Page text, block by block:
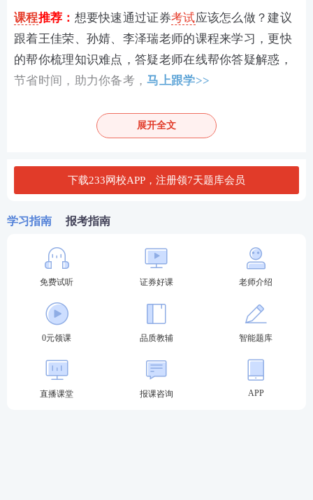
课程推荐： 想要快速通过证券考试应该怎么做？建议
跟着王佳荣、孙婧、李泽瑞老师的课程来学习，更快
的帮你梳理知识难点，答疑老师在线帮你答疑解惑，
节省时间，助力你备考，马上跟学>>
答疑互助：添加233网校证券从业学霸君微信号【
】加入233网校备考大家庭，我们共同学习一起
证券报考：【报考条件查询】【报名照片处理
库会员免费领
刷题神器： 233网校APP】【
证券限时答题PK挑
】【拍照/关键词搜题 】
展开全文
下载233网校APP，注册领7天题库会员
学习指南 报考指南
免费试听 证券好课 老师介绍
0元领课 品质教辅 智能题库
直播课堂 报课咨询 APP